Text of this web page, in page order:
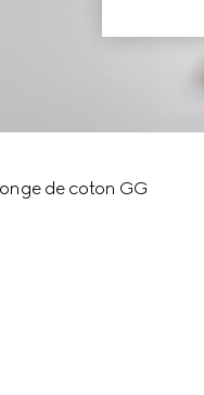
de coton GG